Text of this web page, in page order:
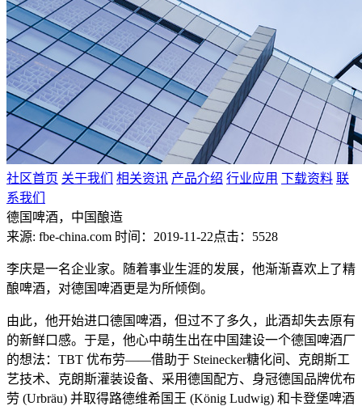
社区首页 关于我们 相关资讯 产品介绍 行业应用 下载资料 联
系我们
德国啤酒，中国酿造
来源: fbe-china.com 时间：2019-11-22点击：5528
李庆是一名企业家。随着事业生涯的发展，他渐渐喜欢上了精
酿啤酒，对德国啤酒更是为所倾倒。
由此，他开始进口德国啤酒，但过不了多久，此酒却失去原有
的新鲜口感。于是，他心中萌生出在中国建设一个德国啤酒厂
的想法：TBT 优布劳——借助于 Steinecker糖化间、克朗斯工
艺技术、克朗斯灌装设备、采用德国配方、身冠德国品牌优布
劳 (Urbräu) 并取得路德维希国王 (König Ludwig) 和卡登堡啤酒